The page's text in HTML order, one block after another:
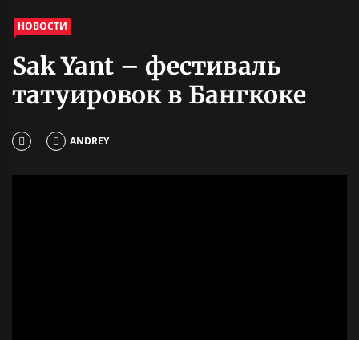
НОВОСТИ
Sak Yant – фестиваль
татуировок в Бангкоке
ANDREY